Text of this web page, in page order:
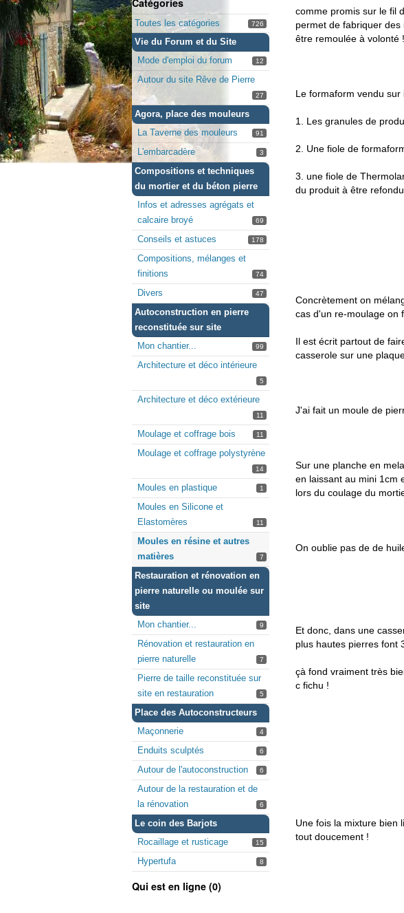
Catégories
Toutes les catégories 726
Vie du Forum et du Site
Mode d'emploi du forum
12
Autour du site Rêve de Pierre
27
Agora, place des mouleurs
La Taverne des mouleurs
91
L'embarcadère 3
Compositions et techniques
du mortier et du béton pierre
Infos et adresses agrégats et
calcaire broyé
69
Conseils et astuces 178
Compositions, mélanges et
finitions
74
Divers 47
Autoconstruction en pierre
reconstituée sur site
Mon chantier...
99
Architecture et déco intérieure
5
Architecture et déco extérieure
11
Moulage et coffrage bois 11
Moulage et coffrage polystyrène
14
Moules en plastique 1
Moules en Silicone et
Elastomères
11
Moules en résine et autres
matières
7
Restauration et rénovation en
pierre naturelle ou moulée sur
site
Mon chantier...
9
Rénovation et restauration en
pierre naturelle
7
Pierre de taille reconstituée sur
site en restauration
5
Place des Autoconstructeurs
Maçonnerie
4
Enduits sculptés 6
Autour de l'autoconstruction 6
Autour de la restauration et de
la rénovation
6
Le coin des Barjots
Rocaillage et rusticage
15
Hypertufa 8
Qui est en ligne (0)
comme promis sur le fil
permet de fabriquer
être remoulée à volonté !
Le formaform vendu
1. Les granules de
2. Une fiole de
3. une fiole de
du produit à être
Concrètement on
cas d'un re-moulage on
Il est écrit partout de
casserole sur une
J'ai fait un moule de
Sur une planche en
en laissant au mini 1cm
lors du coulage du
On oublie pas de de
Et donc, dans une
plus hautes pierres font
çà fond vraiment très
c fichu !
Une fois la mixture bien
tout doucement !